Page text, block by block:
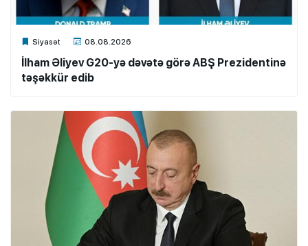
Siyasət 08.08.2026
Xalq.Online
İlham Əliyev G20-yə dəvətə görə ABŞ Prezidentinə
təşəkkür edib